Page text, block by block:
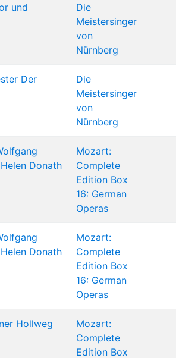
und
Die
Meistersinger
von
Nürnberg
Der
Die
Meistersinger
von
Nürnberg
Helen Donath
Mozart:
Complete
Edition Box
16: German
Operas
Helen Donath
Mozart:
Complete
Edition Box
16: German
Operas
Hollweg
Mozart:
Complete
Edition Box